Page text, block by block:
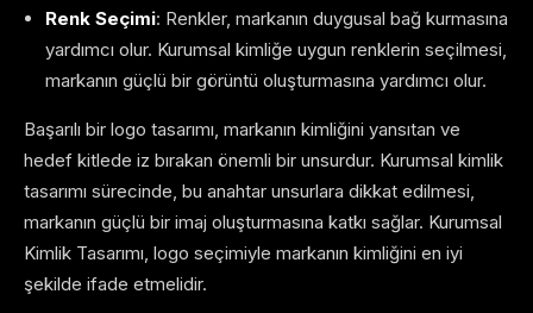
Renk Seçimi: Renkler, markanın duygusal bağ kurmasına
yardımcı olur. Kurumsal kimliğe uygun renklerin seçilmesi,
markanın güçlü bir görüntü oluşturmasına yardımcı olur.
Başarılı bir logo tasarımı, markanın kimliğini yansıtan ve
hedef kitlede iz bırakan önemli bir unsurdur. Kurumsal kimlik
tasarımı sürecinde, bu anahtar unsurlara dikkat edilmesi,
markanın güçlü bir imaj oluşturmasına katkı sağlar. Kurumsal
Kimlik Tasarımı, logo seçimiyle markanın kimliğini en iyi
şekilde ifade etmelidir.